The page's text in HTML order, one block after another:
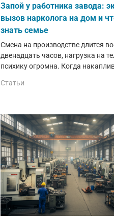
Запой у работника завода:
вызов нарколога на дом и
знать семье
Смена на производстве длится
двенадцать часов, нагрузка на
психику огромна. Когда
Статьи